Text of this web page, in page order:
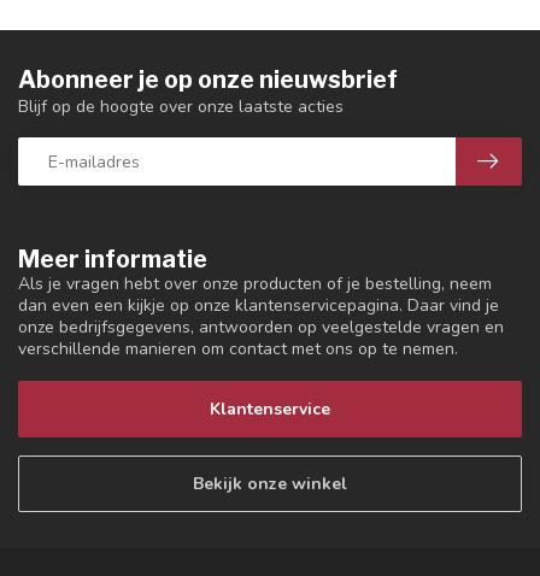
Meer informatie
Als je vragen hebt over onze producten of je bestelling, neem
dan even een kijkje op onze klantenservicepagina. Daar vind je
onze bedrijfsgegevens, antwoorden op veelgestelde vragen en
verschillende manieren om contact met ons op te nemen.
Klantenservice
Bekijk onze winkel
Abonneer je op onze nieuwsbrief
Blijf op de hoogte over onze laatste acties